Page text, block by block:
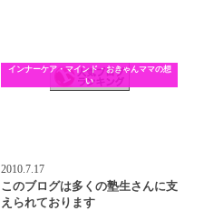
インナーケア・マインド・おきゃんママの想
い
2010.7.17
このブログは多くの塾生さんに支
えられております